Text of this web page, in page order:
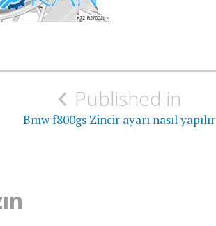
Published in
Bmw f800gs Zincir ayarı nasıl yapılır